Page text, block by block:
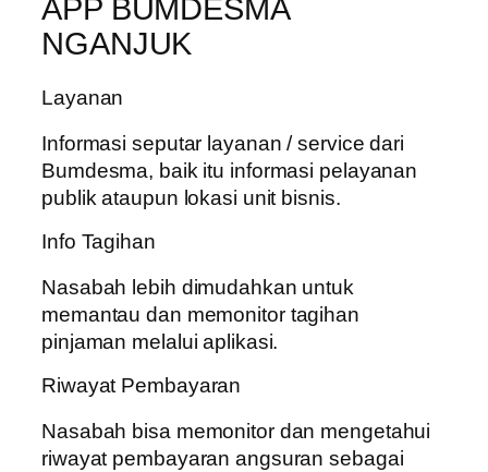
APP BUMDESMA
NGANJUK
Layanan
Informasi seputar layanan / service dari
Bumdesma, baik itu informasi pelayanan
publik ataupun lokasi unit bisnis.
Info Tagihan
Nasabah lebih dimudahkan untuk
memantau dan memonitor tagihan
pinjaman melalui aplikasi.
Riwayat Pembayaran
Nasabah bisa memonitor dan mengetahui
riwayat pembayaran angsuran sebagai